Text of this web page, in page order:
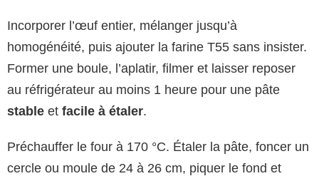
Incorporer l’œuf entier, mélanger jusqu’à
homogénéité, puis ajouter la farine T55 sans insister.
Former une boule, l’aplatir, filmer et laisser reposer
au réfrigérateur au moins 1 heure pour une pâte
stable et facile à étaler.
Préchauffer le four à 170 °C. Étaler la pâte, foncer un
cercle ou moule de 24 à 26 cm, piquer le fond et